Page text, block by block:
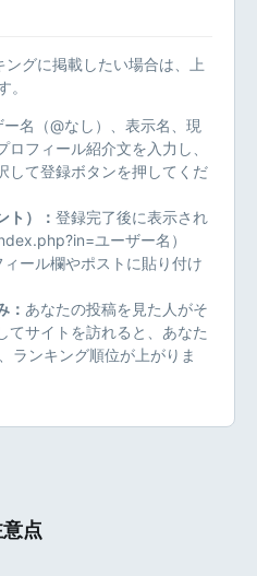
グに掲載したい場合は、上
。
名（@なし）、表示名、現
フィール紹介文を入力し、
して登録ボタンを押してくだ
ト）： 登録完了後に表示され
ユーザー名）
ール欄やポストに貼り付け
： あなたの投稿を見た人がそ
てサイトを訪れると、あなた
ランキング順位が上がりま
点